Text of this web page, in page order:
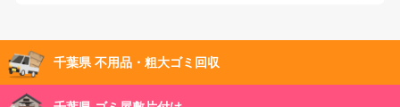
千葉県 不用品・粗大ゴミ回収